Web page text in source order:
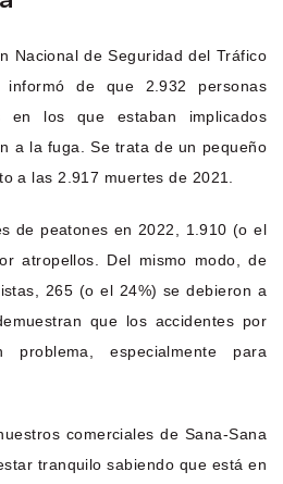
Nacional de Seguridad del Tráfico
informó de que 2.932 personas
en los que estaban implicados
a la fuga. Se trata de un pequeño
a las 2.917 muertes de 2021.
de peatones en 2022, 1.910 (o el
atropellos. Del mismo modo, de
265 (o el 24%) se debieron a
que los accidentes por
especialmente para
comerciales de Sana-Sana
tranquilo sabiendo que está en